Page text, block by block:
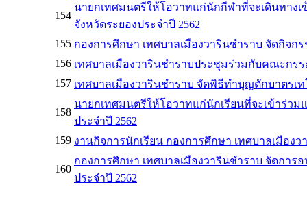
154
นายกเทศมนตรีให้โอวาทแก่นักกีฬาที่จะเดินทาง
จังหวัดระยองประจำปี 2562
155 กองการศึกษา เทศบาลเมืองวารินชำราบ จัดกิจก
156 เทศบาลเมืองวารินชำราบประชุมร่วมกับคณะกร
157 เทศบาลเมืองวารินชำราบ จัดพิธีทำบุญตักบาตรเ
158
นายกเทศมนตรีให้โอวาทแก่นักเรียนที่จะเข้าร่ว
ประจำปี 2562
159 งานกิจการนักเรียน กองการศึกษา เทศบาลเมือง
160
กองการศึกษา เทศบาลเมืองวารินชำราบ จัดการ
ประจำปี 2562